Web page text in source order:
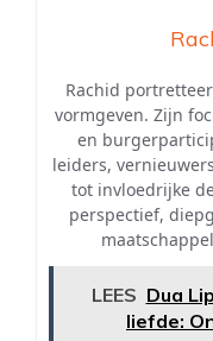
Rachid
vormgeven. Zijn
en
leiders,
tot invloedrijke
perspectief,
LEES Dua
liefde: